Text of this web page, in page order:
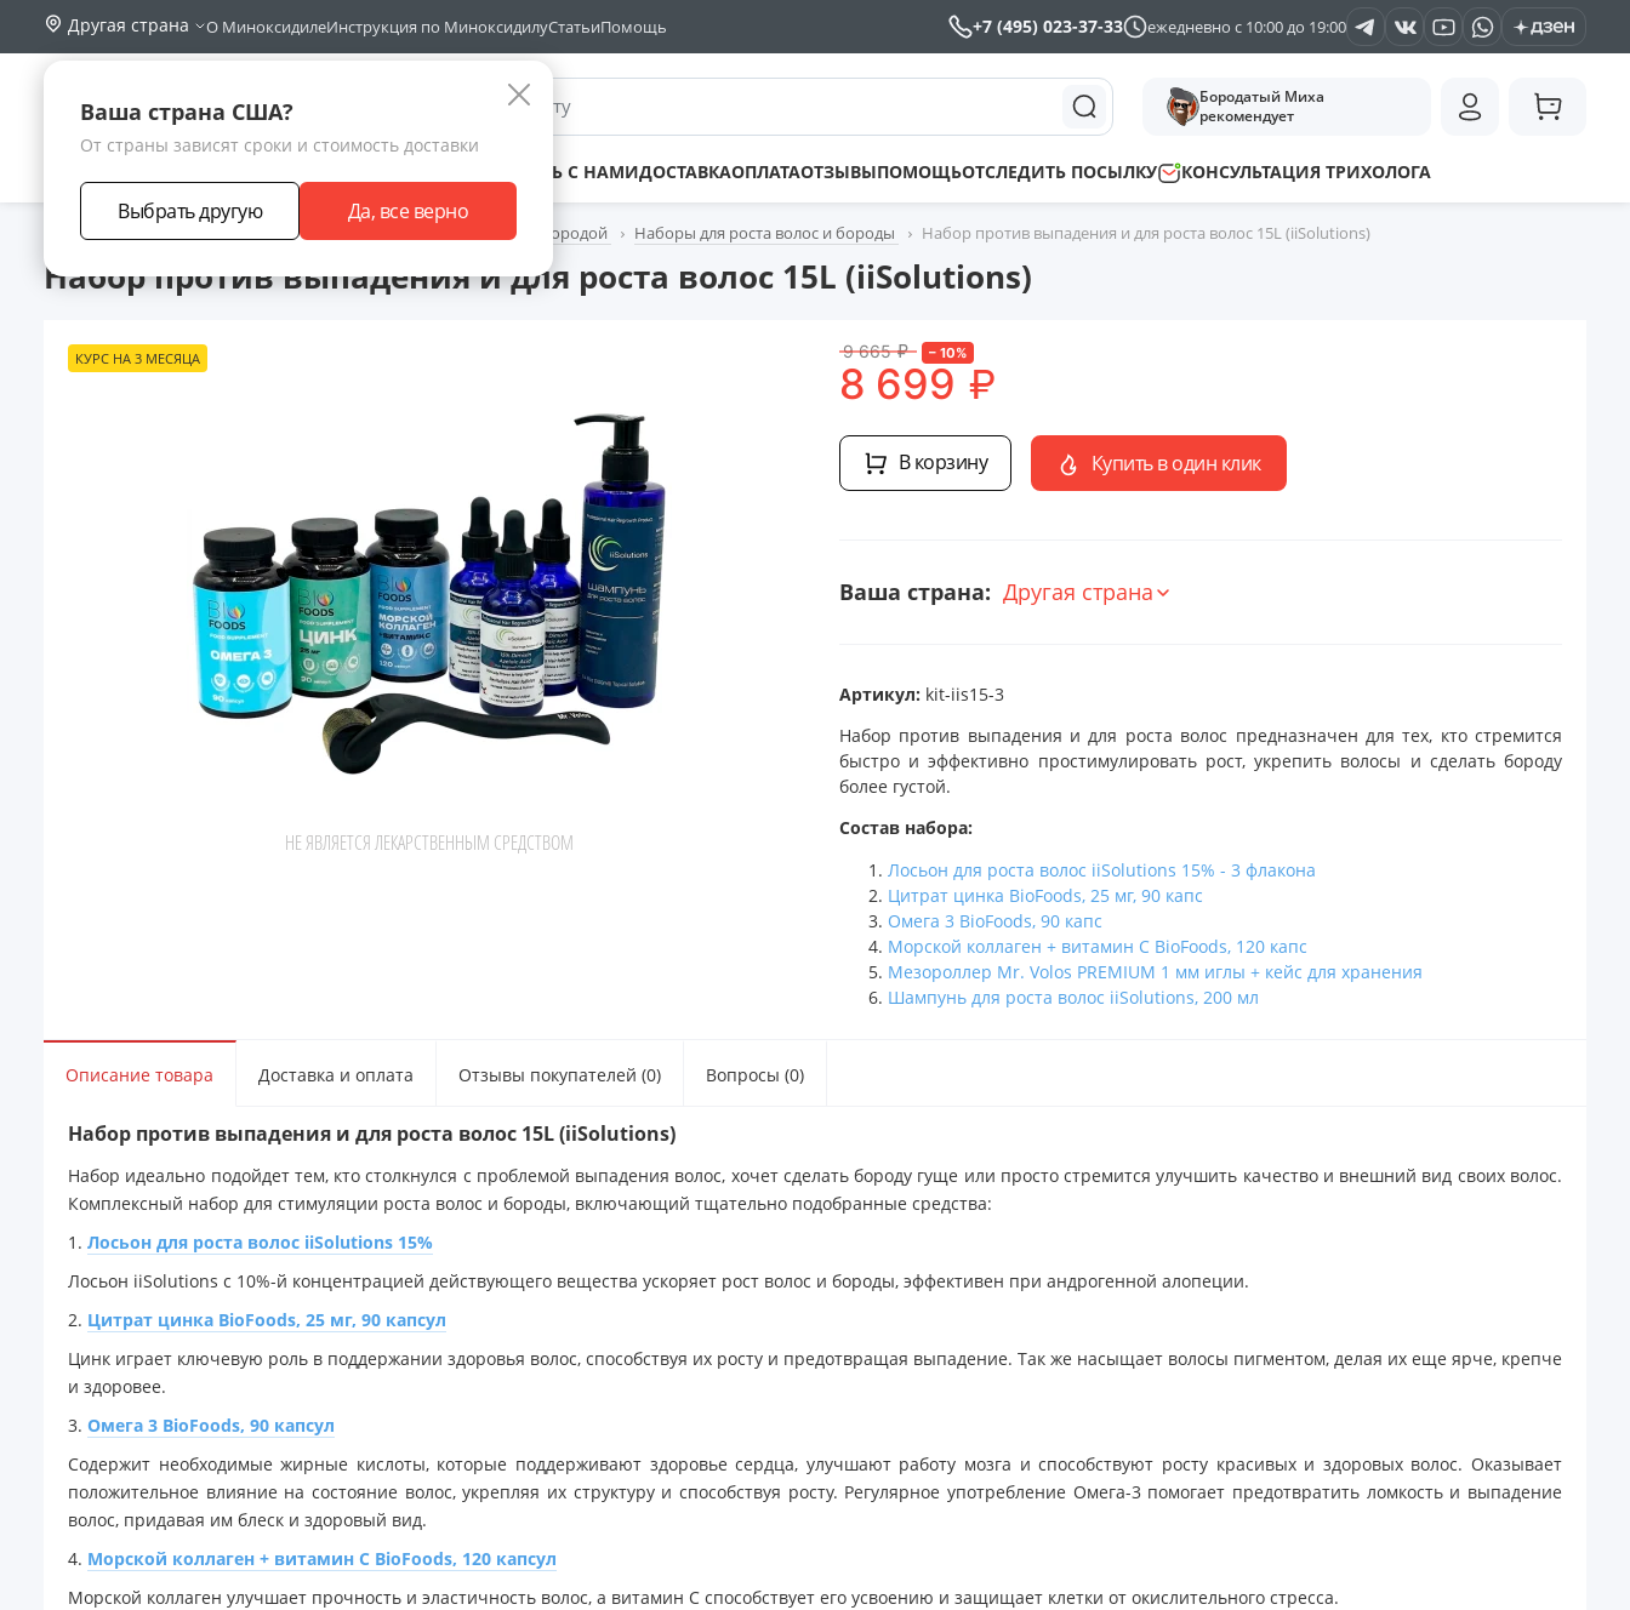
Другая страна
Ваша страна США?
От страны зависят сроки и стоимость доставки
Выбрать другую Да, все верно
О МиноксидилеИнструкция по МиноксидилуСтатьиПомощь +7 (495) 023-37-33 ежедневно с 10:00 до 19:00
Поиск по сайту
Бородатый Миха
рекомендует
ЗАРАБОТАТЬ С НАМИДОСТАВКАОПЛАТАОТЗЫВЫПОМОЩЬОТСЛЕДИТЬ ПОСЫЛКУ КОНСУЛЬТАЦИЯ ТРИХОЛОГА
Главная Подарочные наборы для ухода за бородой Наборы для роста волос и бороды Набор против выпадения и для роста волос 15L (iiSolutions)
Набор против выпадения и для роста волос 15L (iiSolutions)
КУРС НА 3 МЕСЯЦА
НЕ ЯВЛЯЕТСЯ ЛЕКАРСТВЕННЫМ СРЕДСТВОМ
9 665 ₽ – 10%
8 699 ₽
В корзину Купить в один клик
Ваша страна: Другая страна
Артикул: kit-iis15-3
Набор против выпадения и для роста волос предназначен для тех, кто стремится
быстро и эффективно простимулировать рост, укрепить волосы и сделать бороду
более густой.
Состав набора:
Лосьон для роста волос iiSolutions 15% - 3 флакона
Цитрат цинка BioFoods, 25 мг, 90 капс
Омега 3 BioFoods, 90 капс
Морской коллаген + витамин С BioFoods, 120 капс
Мезороллер Mr. Volos PREMIUM 1 мм иглы + кейс для хранения
Шампунь для роста волос iiSolutions, 200 мл
Описание товара Доставка и оплата Отзывы покупателей (0) Вопросы (0)
Набор против выпадения и для роста волос 15L (iiSolutions)
Набор идеально подойдет тем, кто столкнулся с проблемой выпадения волос, хочет сделать бороду гуще или просто стремится улучшить качество и внешний вид своих волос.
Комплексный набор для стимуляции роста волос и бороды, включающий тщательно подобранные средства:
1. Лосьон для роста волос iiSolutions 15%
Лосьон iiSolutions с 10%-й концентрацией действующего вещества ускоряет рост волос и бороды, эффективен при андрогенной алопеции.
2. Цитрат цинка BioFoods, 25 мг, 90 капсул
Цинк играет ключевую роль в поддержании здоровья волос, способствуя их росту и предотвращая выпадение. Так же насыщает волосы пигментом, делая их еще ярче, крепче
и здоровее.
3. Омега 3 BioFoods, 90 капсул
Содержит необходимые жирные кислоты, которые поддерживают здоровье сердца, улучшают работу мозга и способствуют росту красивых и здоровых волос. Оказывает
положительное влияние на состояние волос, укрепляя их структуру и способствуя росту. Регулярное употребление Омега-3 помогает предотвратить ломкость и выпадение
волос, придавая им блеск и здоровый вид.
4. Морской коллаген + витамин С BioFoods, 120 капсул
Морской коллаген улучшает прочность и эластичность волос, а витамин С способствует его усвоению и защищает клетки от окислительного стресса.